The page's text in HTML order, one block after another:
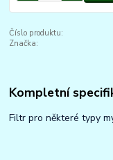
Číslo produktu:
Značka:
Kompletní
Filtr pro některé typy